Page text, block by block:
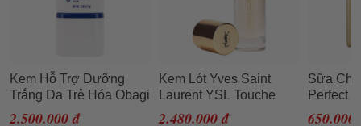
Kem Hỗ Trợ Dưỡng
Trắng Da Trẻ Hóa Obagi
Nu-Derm Clear Số 3fx
2.500.000 đ
Kem Lót Yves Saint
Laurent YSL Touche
Eclat Blur Primer 30ml
2.480.000 đ
Sữa
Perfect
Skincare
650.000